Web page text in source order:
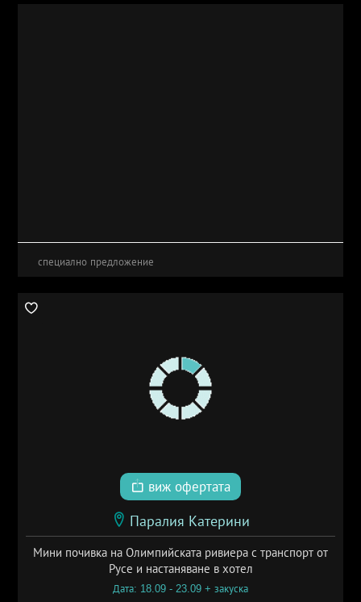
специално предложение
виж офертата
Паралия Катерини
Мини почивка на Олимпийската ривиера с транспорт от
Русе и настаняване в хотел
Дата: 18.09 - 23.09 + закуска